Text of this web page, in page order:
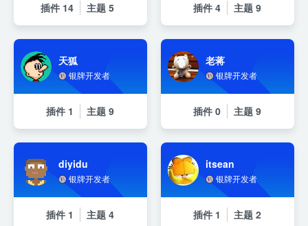
插件 14 主题 5 插件4 主题 9
天狐
银牌开发者
插件 1 主题 9
老蒋
银牌开发者
插件0 主题 9
diyidu
银牌开发者
插件 1 主题 4
itsean
银牌开发者
插件 1 主题 2